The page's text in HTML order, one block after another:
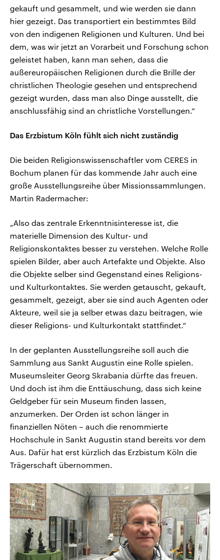
gekauft und gesammelt, und wie werden sie dann
hier gezeigt. Das transportiert ein bestimmtes Bild
von den indigenen Religionen und Kulturen. Und bei
dem, was wir jetzt an Vorarbeit und Forschung schon
geleistet haben, kann man sehen, dass die
außereuropäischen Religionen durch die Brille der
christlichen Theologie gesehen und entsprechend
gezeigt wurden, dass man also Dinge ausstellt, die
anschlussfähig sind an christliche Vorstellungen.“
Das Erzbistum Köln fühlt sich nicht zuständig
Die beiden Religionswissenschaftler vom CERES in
Bochum planen für das kommende Jahr auch eine
große Ausstellungsreihe über Missionssammlungen.
Martin Radermacher:
„Also das zentrale Erkenntnisinteresse ist, die
materielle Dimension des Kultur- und
Religionskontaktes besser zu verstehen. Welche Rolle
spielen Bilder, aber auch Artefakte und Objekte. Also
die Objekte selber sind Gegenstand eines Religions-
und Kulturkontaktes. Sie werden getauscht, gekauft,
gesammelt, gezeigt, aber sie sind auch Agenten oder
Akteure, weil sie ja selber etwas dazu beitragen, wie
dieser Religions- und Kulturkontakt stattfindet.“
In der geplanten Ausstellungsreihe soll auch die
Sammlung aus Sankt Augustin eine Rolle spielen.
Museumsleiter Georg Skrabania dürfte das freuen.
Und doch ist ihm die Enttäuschung, dass sich keine
Geldgeber für sein Museum finden lassen,
anzumerken. Der Orden ist schon länger in
finanziellen Nöten – auch die renommierte
Hochschule in Sankt Augustin stand bereits vor dem
Aus. Dafür hat erst kürzlich das Erzbistum Köln die
Trägerschaft übernommen.